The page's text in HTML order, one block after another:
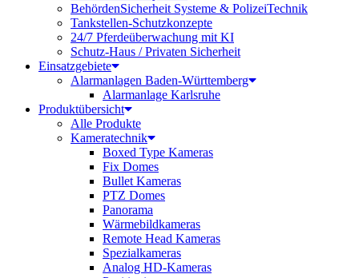
BehördenSicherheit Systeme & PolizeiTechnik
Tankstellen-Schutzkonzepte​
24/7 Pferdeüberwachung mit KI
Schutz-Haus / Privaten Sicherheit
Einsatzgebiete
Alarmanlagen Baden-Württemberg
Alarmanlage Karlsruhe
Produktübersicht
Alle Produkte
Kameratechnik
Boxed Type Kameras
Fix Domes
Bullet Kameras
PTZ Domes
Panorama
Wärmebildkameras
Remote Head Kameras
Spezialkameras
Analog HD-Kameras